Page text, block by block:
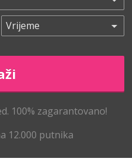
100% zagarantovano!
12.000 putnika